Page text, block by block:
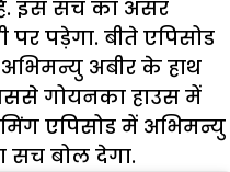
है. इस सच का असर
पड़ेगा. बीते एपिसोड
अबीर के हाथ
गोयनका हाउस में
एपिसोड में अभिमन्यु
सच बोल देगा.